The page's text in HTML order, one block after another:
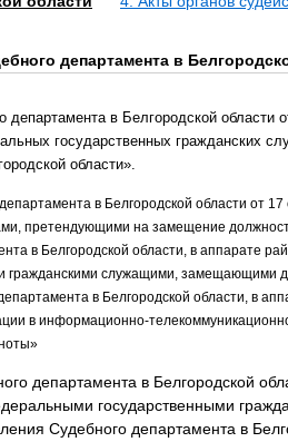
департамента в
департамента в Белгородской
государственных гражданских
области».
в Белгородской области от
претендующими на замещение
в Белгородской области, в аппарате
гражданскими служащими, замещающими
в Белгородской области, в
в информационно-
департамента в Белгородской
государственными
Судебного департамента в